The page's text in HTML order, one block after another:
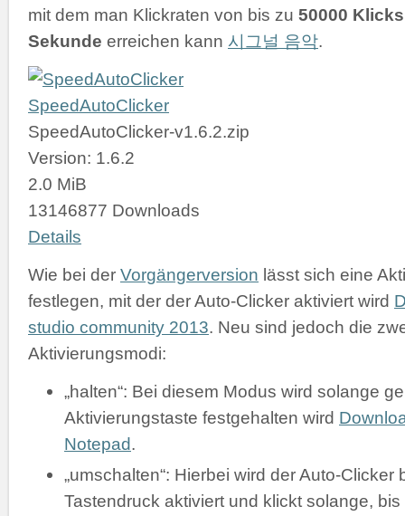
mit dem man Klickraten von bis zu 50000
Sekunde erreichen kann 시그널 음악.
SpeedAutoClicker
SpeedAutoClicker-v1.6.2.zip
Version: 1.6.2
2.0 MiB
13146877 Downloads
Details
Wie bei der Vorgängerversion lässt sich eine
festlegen, mit der der Auto-Clicker aktiviert wird
studio community 2013. Neu sind jedoch die
Aktivierungsmodi:
„halten“: Bei diesem Modus wird solange
Aktivierungstaste festgehalten wird
Notepad.
„umschalten“: Hierbei wird der Auto-Clicker
Tastendruck aktiviert und klickt solange, bis